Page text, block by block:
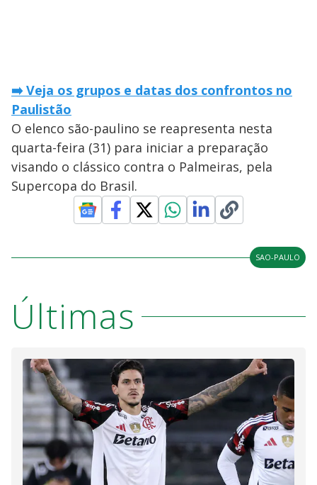
➡️ Veja os grupos e datas dos confrontos no
Paulistão
O elenco são-paulino se reapresenta nesta
quarta-feira (31) para iniciar a preparação
visando o clássico contra o Palmeiras, pela
Supercopa do Brasil.
SAO-PAULO
Últimas